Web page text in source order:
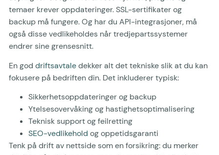
temaer krever oppdateringer. SSL-sertifikater og
backup må fungere. Og har du API-integrasjoner, må
også disse vedlikeholdes når tredjepartssystemer
endrer sine grensesnitt.
En god driftsavtaledekker alt det tekniske slik at du kan
fokusere på bedriften din. Det inkluderer typisk:
Sikkerhetsoppdateringer og backup
Ytelsesovervåking og hastighetsoptimalisering
Teknisk support og feilretting
SEO-vedlikehold og oppetidsgaranti
Tenk på drift av nettside som en forsikring: du merker